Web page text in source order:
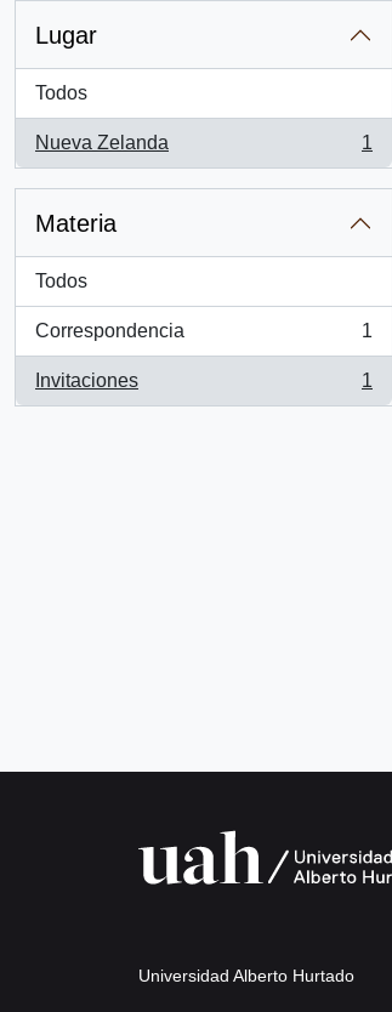
Lugar
Todos
Nueva Zelanda
, 1 resultados
1
Materia
Todos
Correspondencia
, 1 resultados
1
Invitaciones
, 1 resultados
1
Universidad Alberto Hurtado